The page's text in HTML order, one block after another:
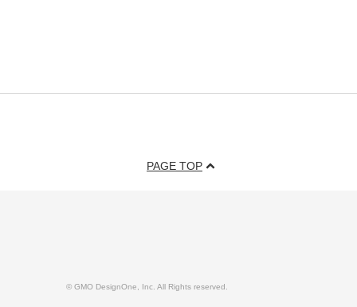
PAGE TOP
© GMO DesignOne, Inc. All Rights reserved.